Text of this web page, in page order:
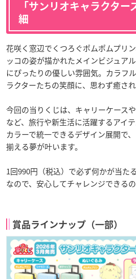
「サンリオキャラクター
細
花咲く窓辺でくつろぐポムポムプリ
ッコの姿が描かれたメインビジュア
にぴったりの優しい雰囲気。カラフ
ラクターたちの笑顔に、思わず癒され
今回の当りくじは、キャリーケース
など、旅行や新生活に活躍するアイ
カラーで統一できるデザイン展開で
揃える夢が叶います。
1回990円（税込）で必ず何かが当た
なので、安心してチャレンジできる
賞品ラインナップ（一部）